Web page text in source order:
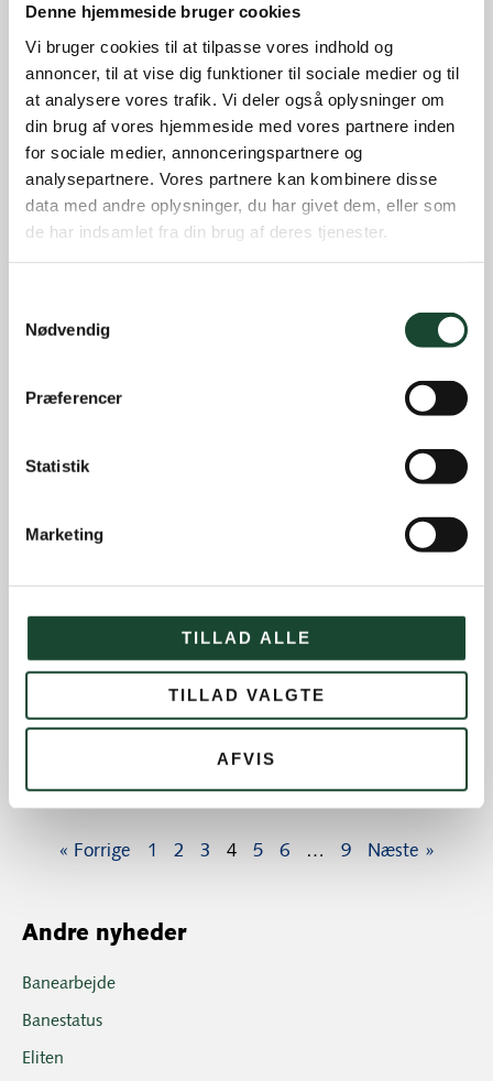
Denne hjemmeside bruger cookies
Vi bruger cookies til at tilpasse vores indhold og
annoncer, til at vise dig funktioner til sociale medier og til
at analysere vores trafik. Vi deler også oplysninger om
din brug af vores hjemmeside med vores partnere inden
for sociale medier, annonceringspartnere og
analysepartnere. Vores partnere kan kombinere disse
data med andre oplysninger, du har givet dem, eller som
de har indsamlet fra din brug af deres tjenester.
Nødvendig
Præferencer
Statistik
Marketing
TILLAD ALLE
TILLAD VALGTE
AFVIS
« Forrige 1 2 3 4 5 6 … 9 Næste »
Andre nyheder
Banearbejde
Banestatus
Eliten